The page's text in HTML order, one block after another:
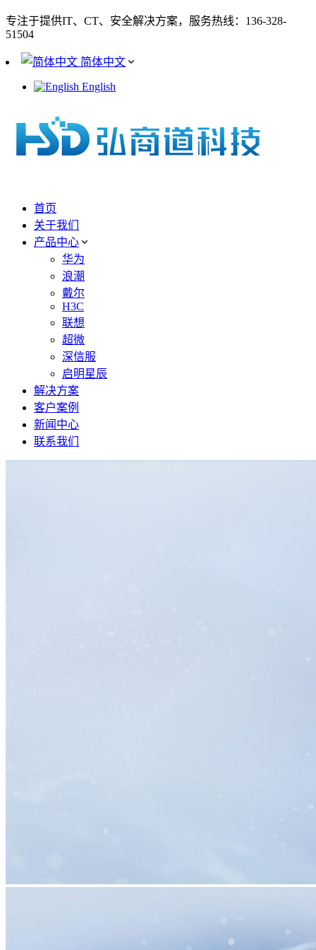
专注于提供IT、CT、安全解决方案，服务热线：136-328-
51504
简体中文
English
首页
关于我们
产品中心
华为
浪潮
戴尔
H3C
联想
超微
深信服
启明星辰
解决方案
客户案例
新闻中心
联系我们